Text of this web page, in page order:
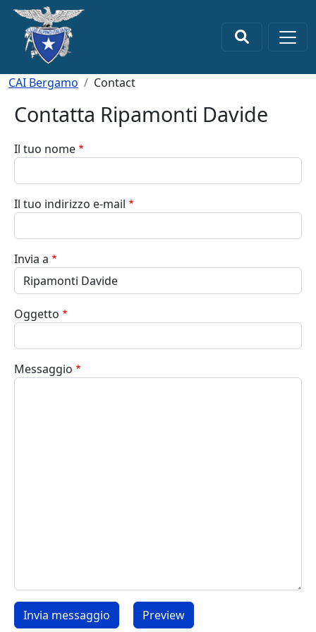
Salta al contenuto principale
Briciole di pane
CAI Bergamo Contact
Contatta Ripamonti Davide
Il tuo nome
Il tuo indirizzo e-mail
Invia a
Oggetto
Messaggio
×